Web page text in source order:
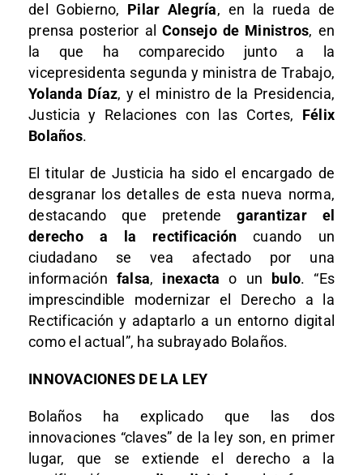
del Gobierno, Pilar Alegría, en la rueda de
prensa posterior al Consejo de Ministros, en
la que ha comparecido junto a la
vicepresidenta segunda y ministra de Trabajo,
Yolanda Díaz, y el ministro de la Presidencia,
Justicia y Relaciones con las Cortes, Félix
Bolaños.
El titular de Justicia ha sido el encargado de
desgranar los detalles de esta nueva norma,
destacando que pretendegarantizar el
derecho a la rectificación cuando un
ciudadano se vea afectado por una
información falsa, inexacta o un bulo. “Es
imprescindible modernizar el Derecho a la
Rectificación y adaptarlo a un entorno digital
como el actual”, ha subrayado Bolaños.
INNOVACIONES DE LA LEY
Bolaños ha explicado que las dos
innovaciones “claves” de la ley son, en primer
lugar, que se extiende el derecho a la